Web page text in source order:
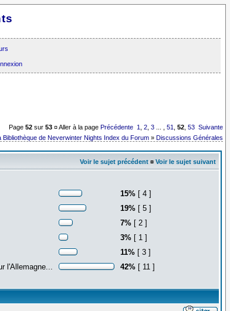
Page52 sur53 ¤ Aller à la page Précédente 1 ,2 ,3 ... ,51 ,52 ,53 Suivante
Bibliothèque de Neverwinter Nights Index du Forum »Discussions Générales
Voir le sujet précédent¤ Voir le sujet suivant
15%[ 4 ]
19%[ 5 ]
7%[ 2 ]
3%[ 1 ]
11%[ 3 ]
l'Allemagne...
42%[ 11 ]